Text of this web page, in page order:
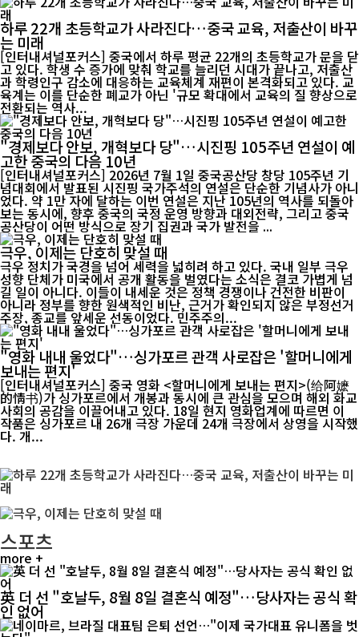
하루 22개 초등학교가 사라진다…중국 교육, 저출산이 바꾸
는 미래
[인터내셔널포커스] 중국에서 하루 평균 22개의 초등학교가 문을 닫
고 있다. 학생 수 증가에 맞춰 학교를 늘리던 시대가 끝나고, 저출산
과 학령인구 감소에 대응하는 교육체계 재편이 본격화되고 있다. 교
육계는 이를 단순한 폐교가 아닌 '규모 확대에서 교육의 질 향상으로
전환되는 역사...
"경제보다 안보, 개혁보다 당"…시진핑 105주년 연설이 예
고한 중국의 다음 10년
[인터내셔널포커스] 2026년 7월 1일 중국공산당 창당 105주년 기
념대회에서 발표된 시진핑 국가주석의 연설은 단순한 기념사가 아니
었다. 약 1만 자에 달하는 이번 연설은 지난 105년의 역사를 되돌아
보는 동시에, 향후 중국의 국정 운영 방향과 대외전략, 그리고 중국
공산당이 어떤 방식으로 장기 집권과 국가 발전을 ...
극우, 이제는 단호히 맞설 때
극우 정치가 국경을 넘어 세력을 넓히려 하고 있다. 국내 일부 극우
성향 단체가 미국에서 공개 활동을 벌였다는 소식은 결코 가볍게 넘
길 일이 아니다. 이들이 내세운 것은 정책 경쟁이나 건전한 비판이
아니라 정부를 향한 원색적인 비난, 근거가 확인되지 않은 부정선거
주장, 종교를 앞세운 선동이었다. 민주주의...
"영화 내내 울었다"…싱가포르 관객 사로잡은 '할머니에게
보내는 편지'
[인터내셔널포커스] 중국 영화 <할머니에게 보내는 편지>(给阿嬷
的情书)가 싱가포르에서 개봉과 동시에 큰 관심을 모으며 해외 화교
사회의 공감을 이끌어내고 있다. 18일 현지 영화업계에 따르면 이
작품은 싱가포르 내 26개 극장 가운데 24개 극장에서 상영을 시작했
다. 개...
스포츠
more +
英 더 선 "호날두, 8월 8일 결혼식 예정"…당사자는 공식 확
인 없어